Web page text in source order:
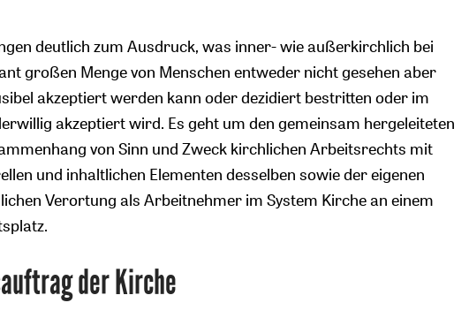
deutlich zum Ausdruck, was inner- wie außerkirchlich bei
großen Menge von Menschen entweder nicht gesehen aber
akzeptiert werden kann oder dezidiert bestritten oder im
akzeptiert wird. Es geht um den gemeinsam hergeleiteten
von Sinn und Zweck kirchlichen Arbeitsrechts mit
und inhaltlichen Elementen desselben sowie der eigenen
Verortung als Arbeitnehmer im System Kirche an einem
der Kirche